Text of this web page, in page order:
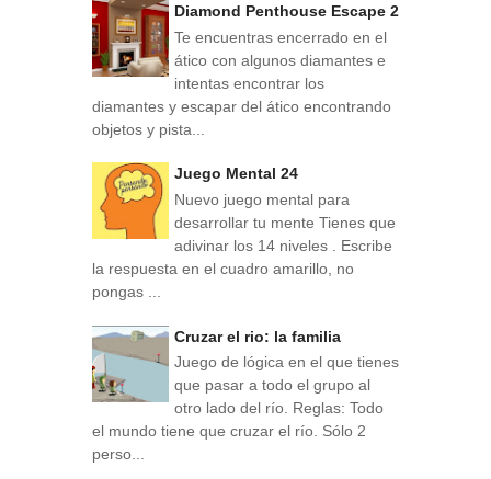
Diamond Penthouse Escape 2
Te encuentras encerrado en el
ático con algunos diamantes e
intentas encontrar los
diamantes y escapar del ático encontrando
objetos y pista...
Juego Mental 24
Nuevo juego mental para
desarrollar tu mente Tienes que
adivinar los 14 niveles . Escribe
la respuesta en el cuadro amarillo, no
pongas ...
Cruzar el rio: la familia
Juego de lógica en el que tienes
que pasar a todo el grupo al
otro lado del río. Reglas: Todo
el mundo tiene que cruzar el río. Sólo 2
perso...